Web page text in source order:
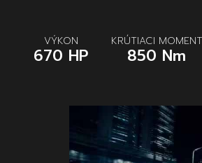
VÝKON
670 HP
KRÚTIACI MOMENT
850 Nm